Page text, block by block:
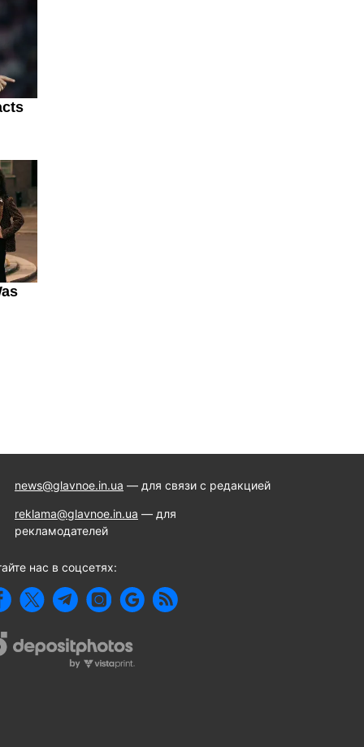
news@glavnoe.in.ua — для связи с редакцией
reklama@glavnoe.in.ua — для
рекламодателей
нас в соцсетях: